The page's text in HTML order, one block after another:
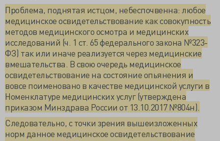
Проблема, поднятая истцом, небеспочвенна: любое
медицинское освидетельствование как совокупность
методов медицинского осмотра и медицинских
исследований (ч. 1 ст. 65 федерального закона №323-
ФЗ) так или иначе реализуется через медицинские
вмешательства. В свою очередь медицинское
освидетельствование на состояние опьянения и
вовсе поименовано в качестве медицинской услуги в
Номенклатуре медицинских услуг (утверждена
приказом Минздрава России от 13.10.2017 №804н).
Следовательно, с точки зрения вышеизложенных
норм данное медицинское освидетельствование